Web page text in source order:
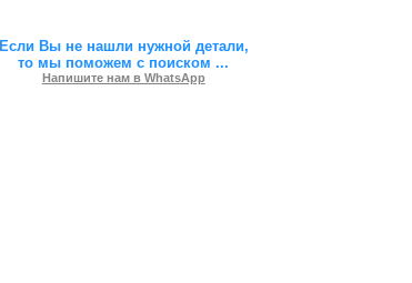
Если Вы не нашли нужной детали,
то мы поможем с поиском...
Напишите нам в WhatsApp